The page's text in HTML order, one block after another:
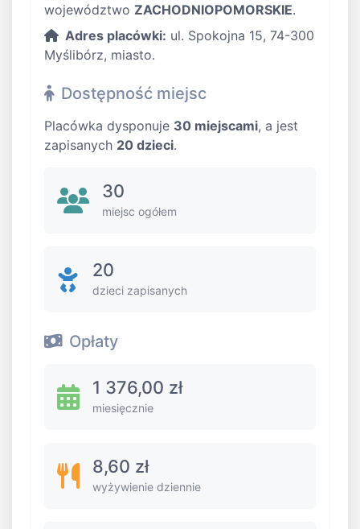
województwo ZACHODNIOPOMORSKIE.
Adres placówki: ul. Spokojna 15, 74-300
Myślibórz, miasto.
Dostępność miejsc
Placówka dysponuje 30 miejscami, a jest
zapisanych 20 dzieci.
30
miejsc ogółem
20
dzieci zapisanych
Opłaty
1 376,00 zł
miesięcznie
8,60 zł
wyżywienie dziennie